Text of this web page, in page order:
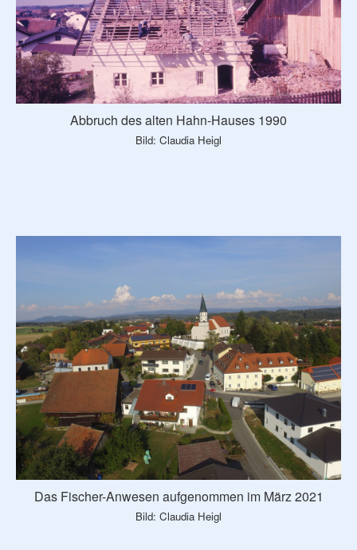
Abbruch des alten Hahn-Hauses 1990
Bild: Claudia Heigl
Das Fischer-Anwesen aufgenommen im März 2021
Bild: Claudia Heigl